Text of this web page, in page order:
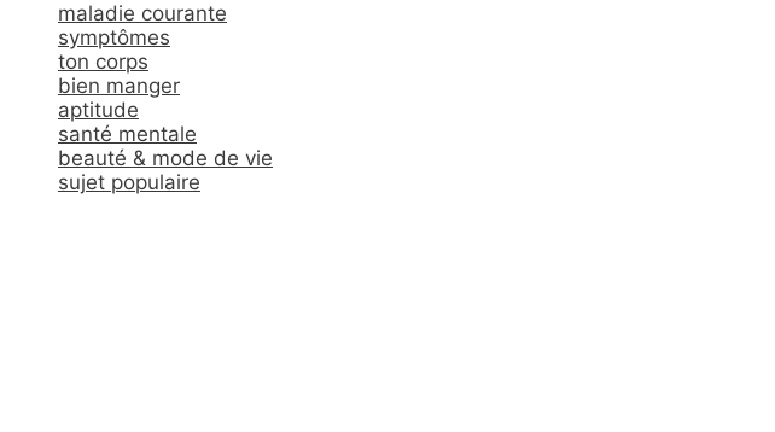
maladie courante
symptômes
ton corps
bien manger
aptitude
santé mentale
beauté & mode de vie
sujet populaire